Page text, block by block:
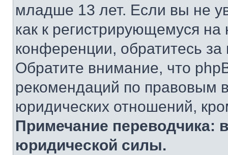
младше 13 лет. Если вы не
как к регистрирующемуся
конференции, обратитесь
Обратите внимание, что
рекомендаций по правовым
юридических отношений,
Примечание переводчика:
юридической силы.